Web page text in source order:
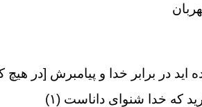
ايد در برابر خدا و پيامبرش [در
كه خدا شنواى داناست (۱)